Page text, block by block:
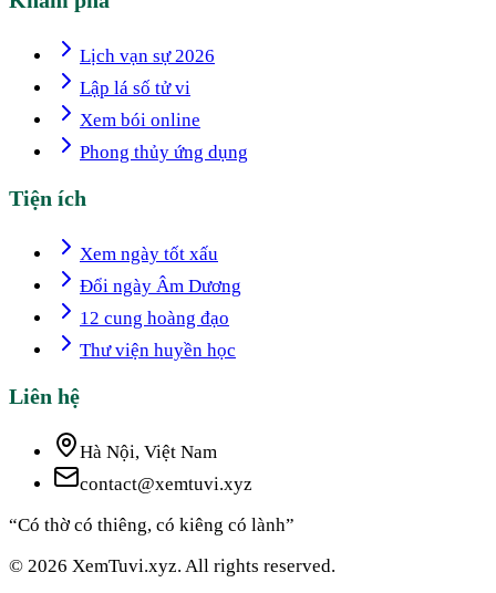
Lịch vạn sự 2026
Lập lá số tử vi
Xem bói online
Phong thủy ứng dụng
Tiện ích
Xem ngày tốt xấu
Đổi ngày Âm Dương
12 cung hoàng đạo
Thư viện huyền học
Liên hệ
Hà Nội, Việt Nam
contact@xemtuvi.xyz
“Có thờ có thiêng, có kiêng có lành”
© 2026 XemTuvi.xyz. All rights reserved.